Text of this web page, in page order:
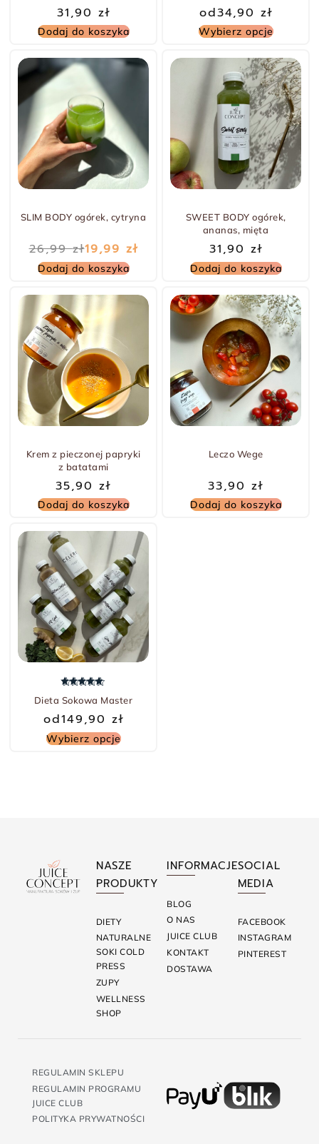
31,90 zł
Dodaj do koszyka
od34,90 zł
Wybierz opcje
SLIM BODY ogórek, cytryna
26,99zł19,99 zł
Dodaj do koszyka
SWEET BODY ogórek,
ananas, mięta
31,90 zł
Dodaj do koszyka
Krem z pieczonej papryki
z batatami
35,90 zł
Dodaj do koszyka
Leczo Wege
33,90 zł
Dodaj do koszyka
Dieta Sokowa Master
od149,90 zł
Wybierz opcje
NASZE
PRODUKTY
DIETY
NATURALNE
SOKI COLD
PRESS
ZUPY
WELLNESS
SHOP
INFORMACJE
BLOG
O NAS
JUICE CLUB
KONTAKT
DOSTAWA
SOCIAL
MEDIA
FACEBOOK
INSTAGRAM
PINTEREST
REGULAMIN SKLEPU
REGULAMIN PROGRAMU
JUICE CLUB
POLITYKA PRYWATNOŚCI